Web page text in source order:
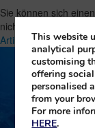
Sie können sich
nicht vorstellen?
Artikel LesenThis website
analytical
customising
offering
personalised
from your
For more
HERE.